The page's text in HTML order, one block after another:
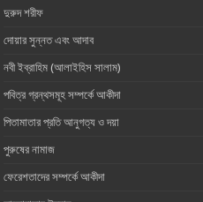
দুরুদ শরীফ
দোয়ার সুন্নত এবং আদাব
নবী ইব্রাহিম (আলাইহিস সালাম)
পবিত্র গ্রন্থসমূহ সম্পর্কে আকীদা
পিতামাতার প্রতি আনুগত্য ও ‎দয়া
পুরুষের নামাজ
ফেরেশতাদের সম্পর্কে আকীদা